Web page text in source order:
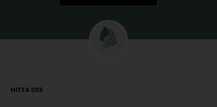
HITTA OSS